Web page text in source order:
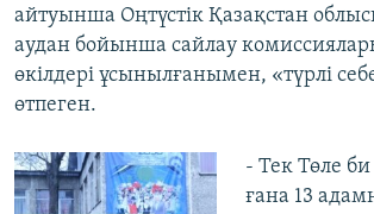
айтуынша Оңтүстік Қазақстан
аудан бойынша сайлау
өкілдері ұсынылғанымен, «түрлі
өтпеген.
- Тек Төле
ғана 13